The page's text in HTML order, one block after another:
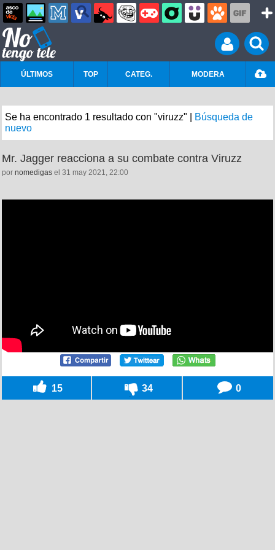
ÚLTIMOS TOP CATEG. MODERA
Se ha encontrado 1 resultado con "viruzz" |
Búsqueda de
nuevo
Mr. Jagger reacciona a su combate contra Viruzz
por nomedigas el 31 may 2021, 22:00
15 34 0